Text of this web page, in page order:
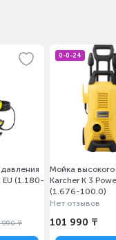
EU (1.180-
990 ₸
0-0-24
Мойка
Karcher K 3
(1.676-100.0)
Нет отзывов
101 990 ₸